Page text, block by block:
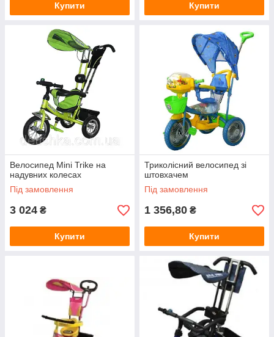
Купити Купити
Велосипед Mini Trike на
надувних колесах
Під замовлення
3 024 ₴
Купити
Триколісний велосипед зі
штовхачем
Під замовлення
1 356,80 ₴
Купити